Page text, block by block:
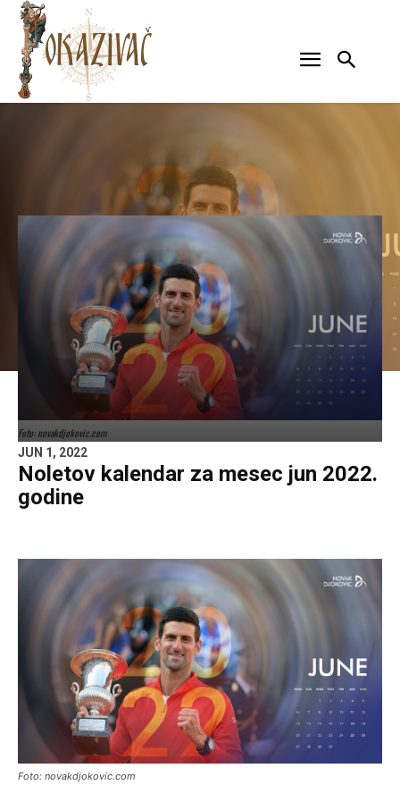
Foto: novakdjokovic.com
JUN 1, 2022
Noletov kalendar za mesec jun 2022.
godine
Foto: novakdjokovic.com